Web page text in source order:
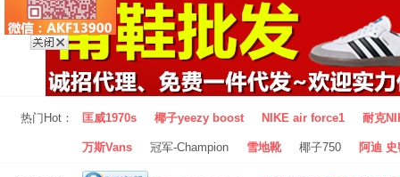
热门Hot： 匡威1970s 椰子yeezy boost NIKE air force1 耐克
万斯Vans 冠军-Champion 雪地靴 椰子750 阿迪